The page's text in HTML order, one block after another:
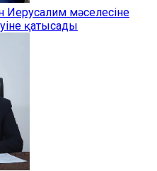
Иерусалим мәселесіне
қатысады